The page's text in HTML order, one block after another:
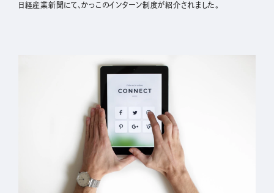
日経産業新聞にて、かっこのインターン制度が紹介されました。